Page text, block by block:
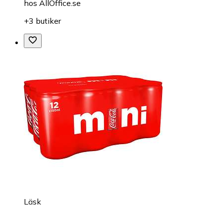
hos AllOffice.se
+3 butiker
Läsk